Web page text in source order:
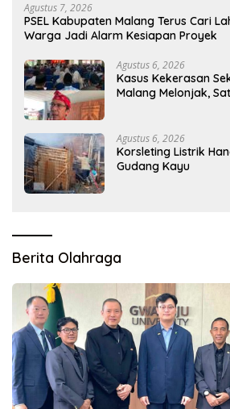
Agustus 7, 2026
PSEL Kabupaten Malang Terus Cari
Warga Jadi Alarm Kesiapan Proyek
Agustus 6, 2026
Kasus Kekerasan
Malang Melonjak,
Agustus 6, 2026
Korsleting Listrik
Gudang Kayu
Berita Olahraga